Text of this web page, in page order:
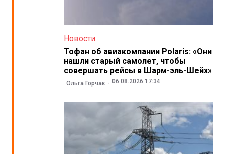
Новости
Тофан об авиакомпании Polaris: «Они
нашли старый самолет, чтобы
совершать рейсы в Шарм-эль-Шейх»
Ольга Горчак 06.08.2026 17:34